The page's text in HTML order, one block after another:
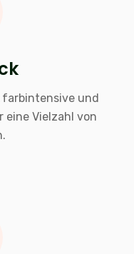
farbintensive und
eine Vielzahl von